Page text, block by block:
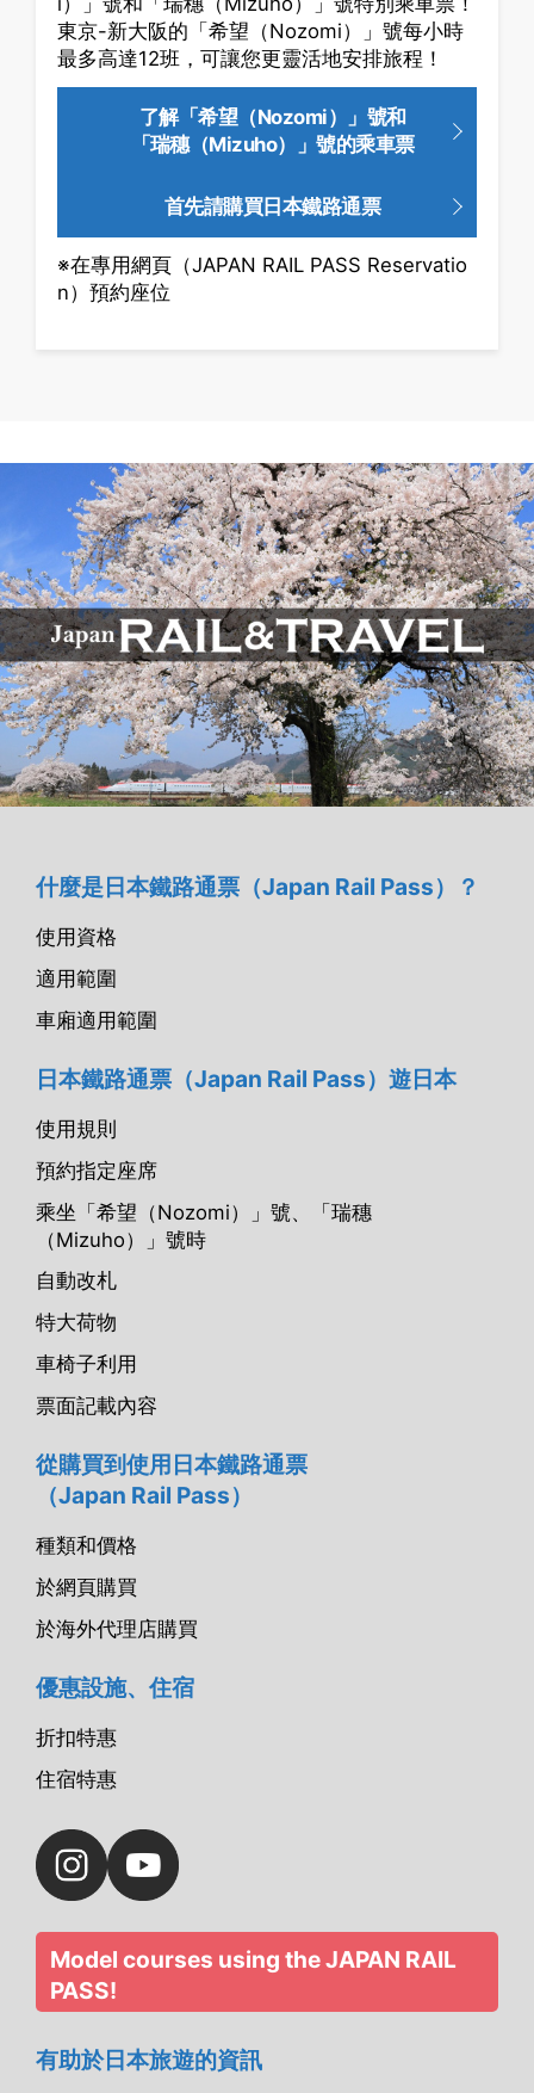
東京-新大阪的「希望（Nozomi）」號每小時
最多高達12班，可讓您更靈活地安排旅程！
了解「希望（Nozomi）」號和
「瑞穗（Mizuho）」號的乘車票
首先請購買日本鐵路通票
※在專用網頁（JAPAN RAIL PASS Reservatio
n）預約座位
什麼是日本鐵路通票（Japan Rail Pass）？
使用資格
適用範圍
車廂適用範圍
日本鐵路通票（Japan Rail Pass）遊日本
使用規則
預約指定座席
乘坐「希望（Nozomi）」號、「瑞穗
（Mizuho）」號時
自動改札
特大荷物
車椅子利用
票面記載內容
從購買到使用日本鐵路通票
（Japan Rail Pass）
種類和價格
於網頁購買
於海外代理店購買
優惠設施、住宿
折扣特惠
住宿特惠
Model courses using the JAPAN RAIL
PASS!
有助於日本旅遊的資訊